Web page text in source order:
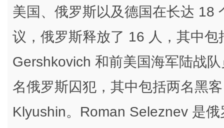
美国、俄罗斯以及德国在长达 18
议，俄罗斯释放了 16 人，其中
Gershkovich 和前美国海军陆战
名俄罗斯囚犯，其中包括两名黑
Klyushin。Roman Seleznev 是